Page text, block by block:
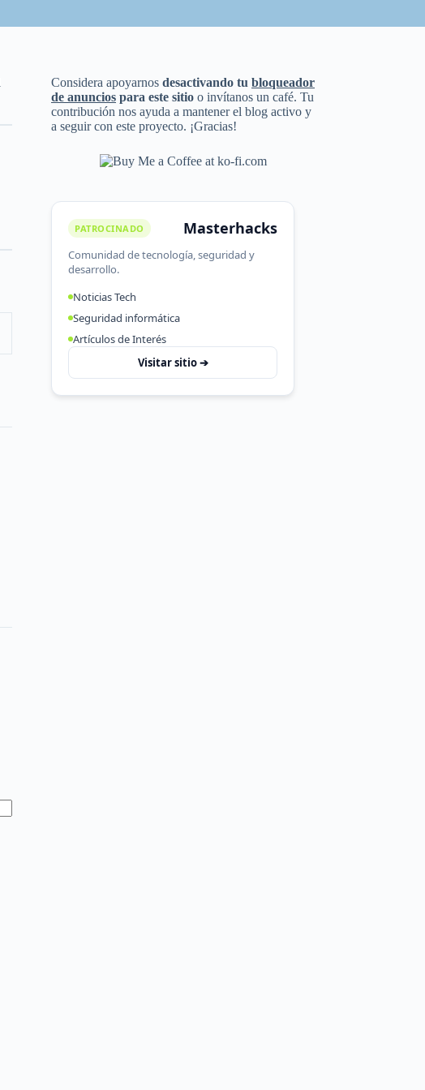
Considera apoyarnosdesactivando tubloqueador
de anuncios para este sitio o invítanos un café. Tu
contribución nos ayuda a mantener el blog activo y
a seguir con este proyecto. ¡Gracias!
PATROCINADO Masterhacks
Comunidad de tecnología, seguridad y
desarrollo.
Noticias Tech
Seguridad informática
Artículos de Interés
Visitar sitio ➔